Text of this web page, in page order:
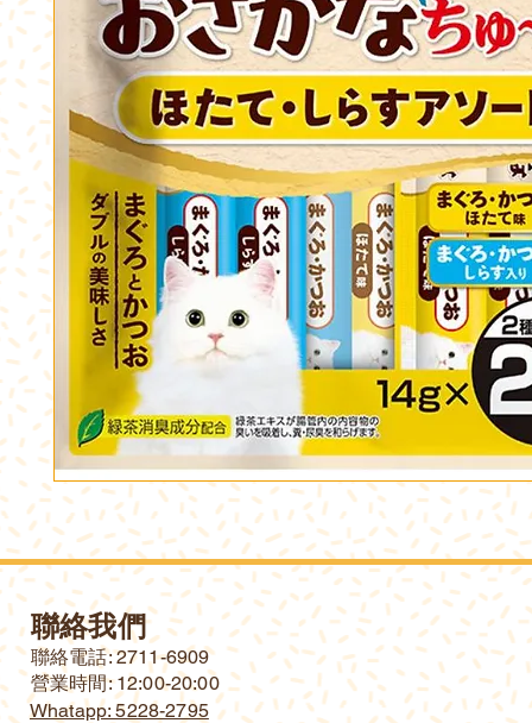
聯絡我們
​聯絡電話: 2711-6909
營業時間: 12:00-20:00
Whatapp: 5228-2795